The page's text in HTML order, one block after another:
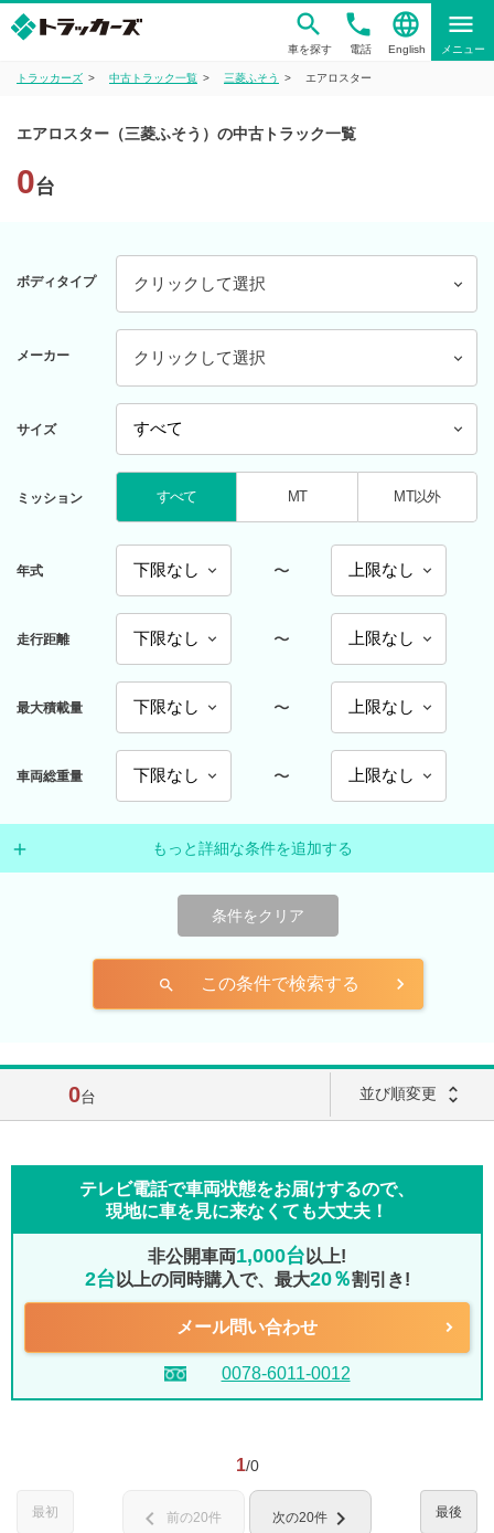
車を探す
phone
電話
language
English
menu
メニュー
トラッカーズ 中古トラック一覧 三菱ふそう エアロスター
エアロスター（三菱ふそう）の中古トラック一覧
0台
ボディタイプ クリックして選択
メーカー クリックして選択
サイズ
ミッション すべて MT MT以外
年式 〜
走行距離 〜
最大積載量 〜
車両総重量 〜
もっと詳細な条件を追加する
条件をクリア
search この条件で検索する
0台 並び順変更 unfold_more
テレビ電話で車両状態をお届けするので、
現地に車を見に来なくても大丈夫！
非公開車両1,000台 以上!
2台 以上の同時購入で、最大20％割引き!
メール問い合わせ
0078-6011-0012
1/0
最初 最後
chevron_left 前の20件 次の20件 chevron_right